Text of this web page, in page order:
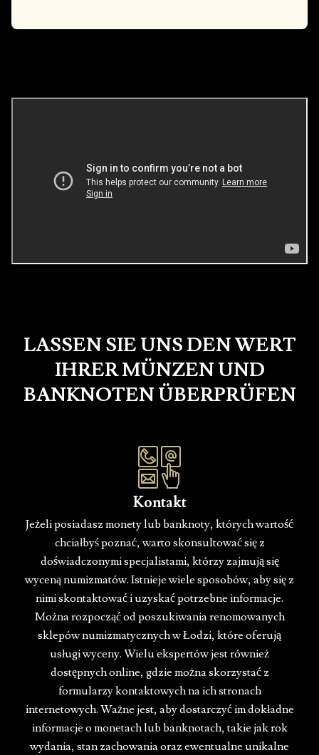
LASSEN SIE UNS DEN WERT
IHRER MÜNZEN UND
BANKNOTEN ÜBERPRÜFEN
Kontakt
Jeżeli posiadasz monety lub banknoty, których wartość
chciałbyś poznać, warto skonsultować się z
doświadczonymi specjalistami, którzy zajmują się
wyceną numizmatów. Istnieje wiele sposobów, aby się z
nimi skontaktować i uzyskać potrzebne informacje.
Można rozpocząć od poszukiwania renomowanych
sklepów numizmatycznych w Łodzi, które oferują
usługi wyceny. Wielu ekspertów jest również
dostępnych online, gdzie można skorzystać z
formularzy kontaktowych na ich stronach
internetowych. Ważne jest, aby dostarczyć im dokładne
informacje o monetach lub banknotach, takie jak rok
wydania, stan zachowania oraz ewentualne unikalne